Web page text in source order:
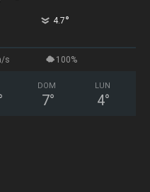
4.7°
s 100%
DOM
7°
LUN
4°